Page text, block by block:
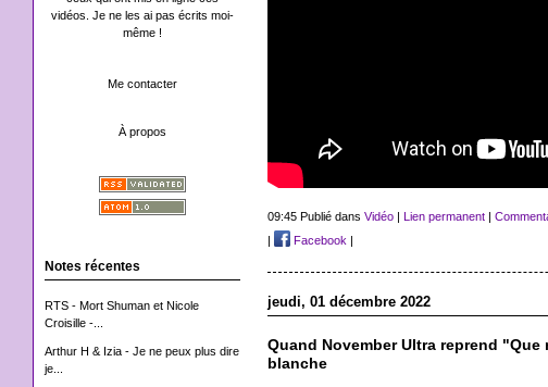
vidéos. Je ne les ai pas écrits moi-
même !
Me contacter
À propos
Notes récentes
RTS - Mort Shuman et Nicole
Croisille -...
Arthur H & Izia - Je ne peux plus dire
je...
09:45 Publié dans Vidéo| Lien permanent|
|
Facebook |
jeudi, 01 décembre 2022
Quand November Ultra reprend
blanche